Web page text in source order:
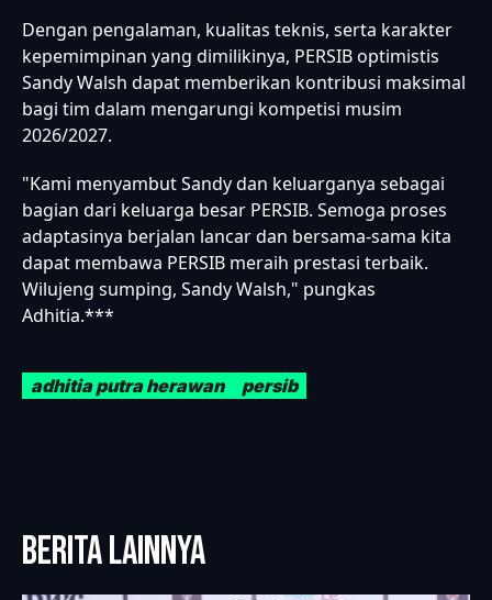
Dengan pengalaman, kualitas teknis, serta karakter
kepemimpinan yang dimilikinya, PERSIB optimistis
Sandy Walsh dapat memberikan kontribusi maksimal
bagi tim dalam mengarungi kompetisi musim
2026/2027.
"Kami menyambut Sandy dan keluarganya sebagai
bagian dari keluarga besar PERSIB. Semoga proses
adaptasinya berjalan lancar dan bersama-sama kita
dapat membawa PERSIB meraih prestasi terbaik.
Wilujeng sumping, Sandy Walsh," pungkas
Adhitia.***
adhitia putra herawan persib
BERITA LAINNYA